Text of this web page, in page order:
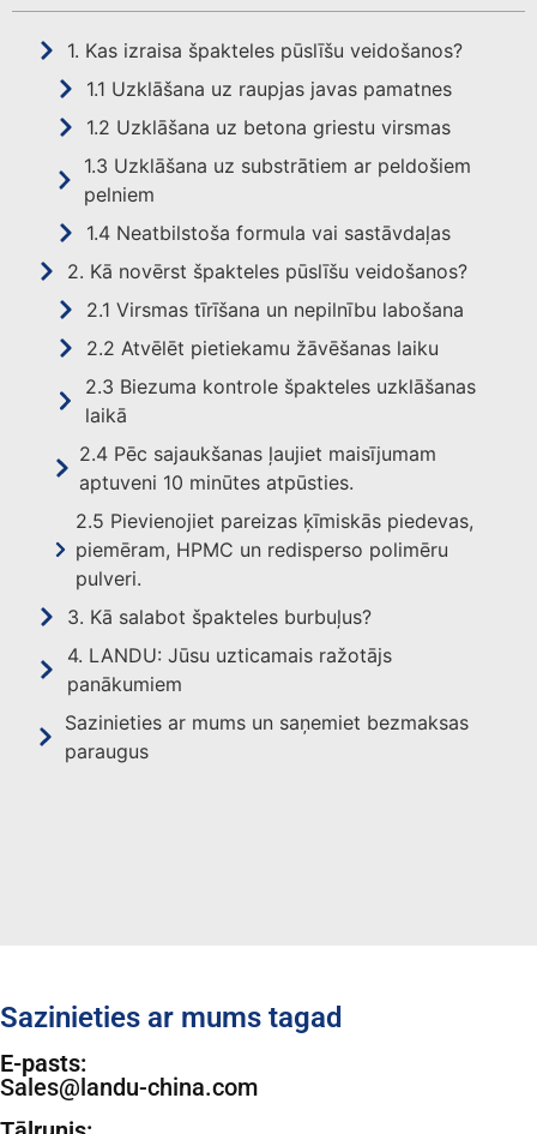
1. Kas izraisa špakteles pūslīšu veidošanos?
1.1 Uzklāšana uz raupjas javas pamatnes
1.2 Uzklāšana uz betona griestu virsmas
1.3 Uzklāšana uz substrātiem ar peldošiem
pelniem
1.4 Neatbilstoša formula vai sastāvdaļas
2. Kā novērst špakteles pūslīšu veidošanos?
2.1 Virsmas tīrīšana un nepilnību labošana
2.2 Atvēlēt pietiekamu žāvēšanas laiku
2.3 Biezuma kontrole špakteles uzklāšanas
laikā
2.4 Pēc sajaukšanas ļaujiet maisījumam
aptuveni 10 minūtes atpūsties.
2.5 Pievienojiet pareizas ķīmiskās piedevas,
piemēram, HPMC un redisperso polimēru
pulveri.
3. Kā salabot špakteles burbuļus?
4. LANDU: Jūsu uzticamais ražotājs
panākumiem
Sazinieties ar mums un saņemiet bezmaksas
paraugus
Sazinieties ar mums tagad
E-pasts:
Sales@landu-china.com